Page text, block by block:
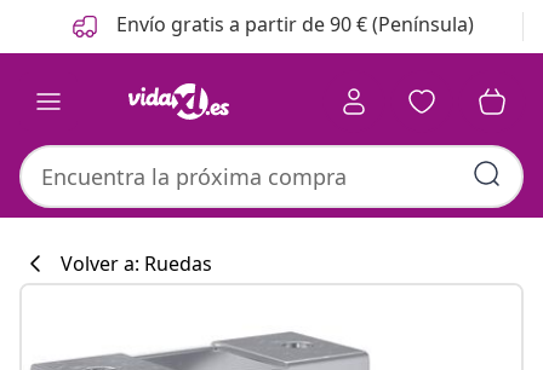
Anterior
Siguiente Envío gratis a partir de 90 € (Península)
Volver a: Ruedas